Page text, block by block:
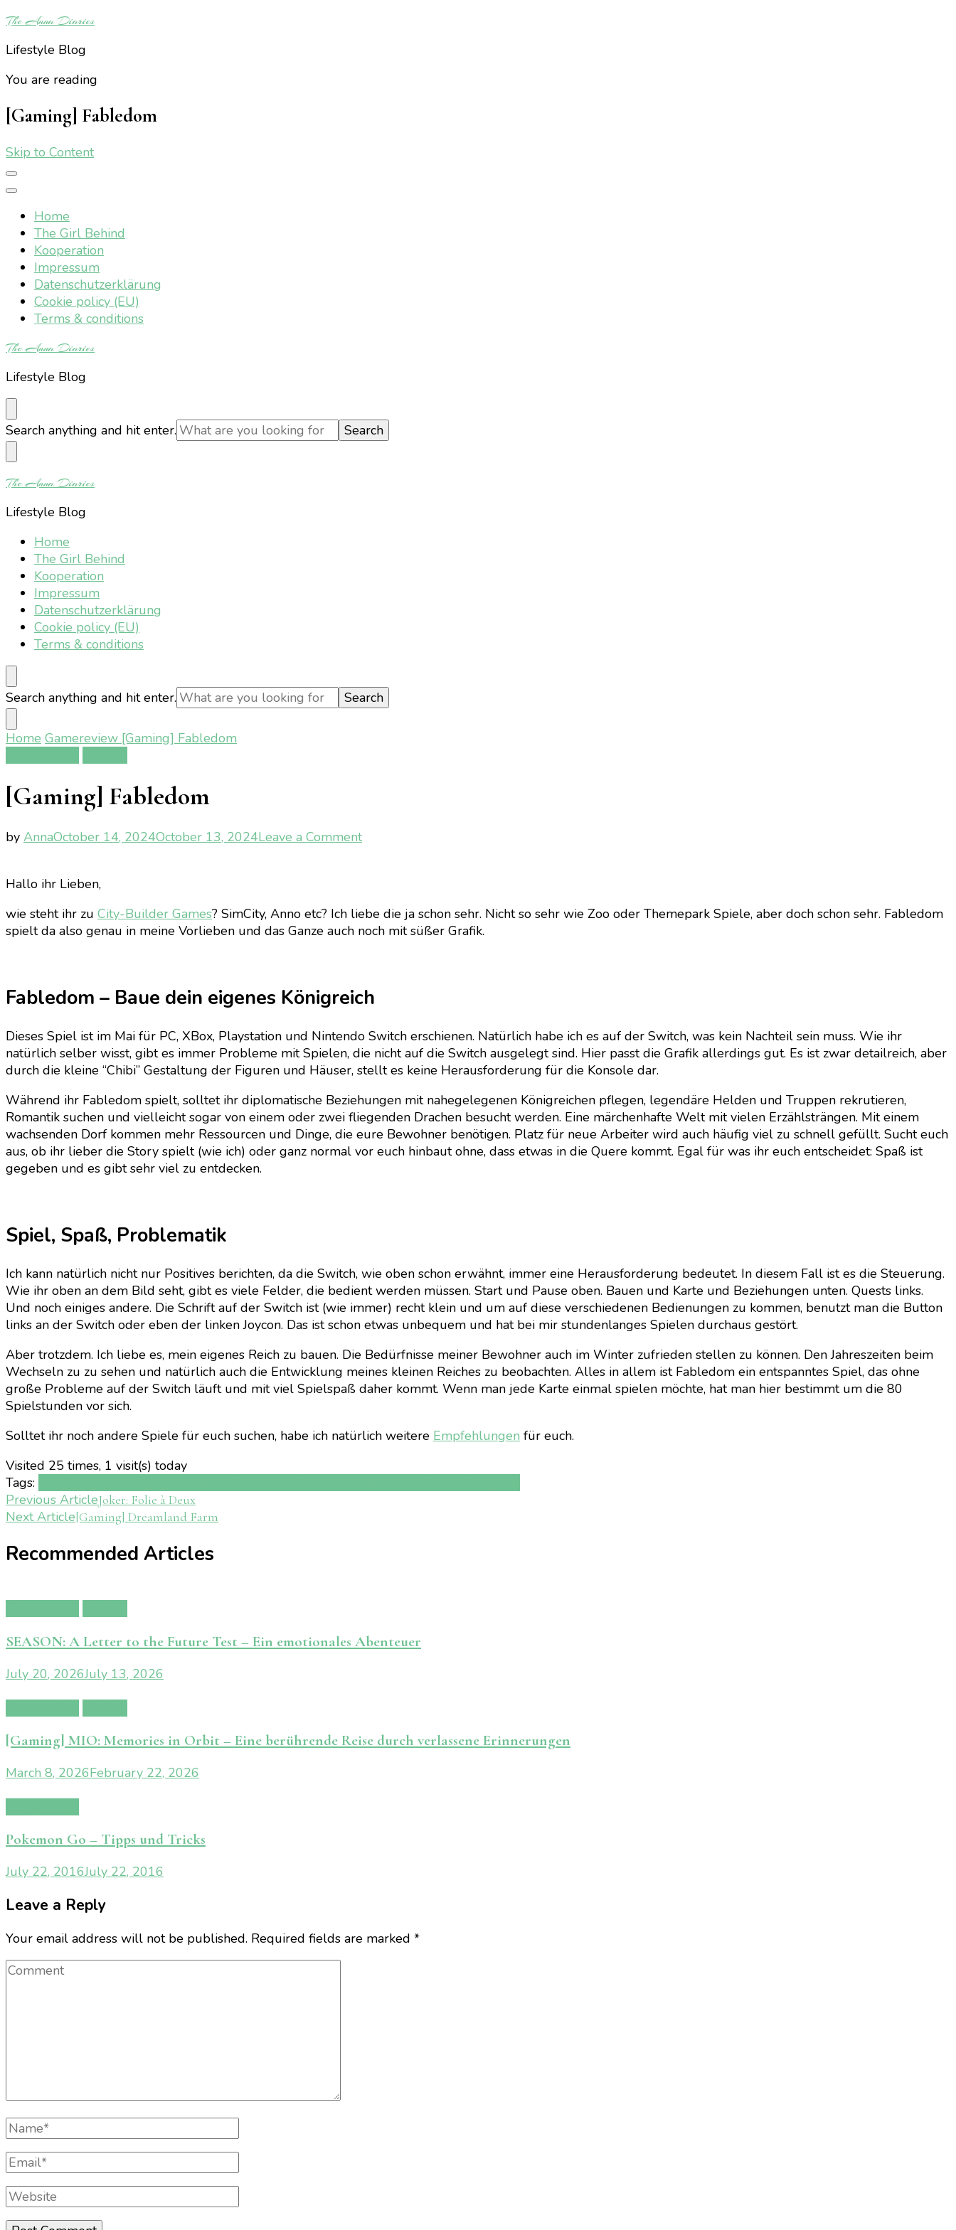
The Anna Diaries
Lifestyle Blog
You are reading
[Gaming] Fabledom
Skip to Content
Home
The Girl Behind
Kooperation
Impressum
Datenschutzerklärung
Cookie policy (EU)
Terms & conditions
The Anna Diaries
Lifestyle Blog
Looking
for
Something?
Search anything and hit enter.
The Anna Diaries
Lifestyle Blog
Home
The Girl Behind
Kooperation
Impressum
Datenschutzerklärung
Cookie policy (EU)
Terms & conditions
Looking
for
Something?
Search anything and hit enter.
Home Gamereview [Gaming] Fabledom
[Gaming] Fabledom
by AnnaOctober 14, 2024October 13, 2024Leave a Commenton
Hallo ihr Lieben,
wie steht ihr zu City-Builder Games? SimCity, Anno etc? Ich liebe die ja schon sehr. Nicht so sehr wie Zoo oder Themepark Spiele, aber doch schon sehr. Fabledom
spielt da also genau in meine Vorlieben und das Ganze auch noch mit süßer Grafik.
Fabledom – Baue dein eigenes Königreich
Dieses Spiel ist im Mai für PC, XBox, Playstation und Nintendo Switch erschienen. Natürlich habe ich es auf der Switch, was kein Nachteil sein muss. Wie ihr
natürlich selber wisst, gibt es immer Probleme mit Spielen, die nicht auf die Switch ausgelegt sind. Hier passt die Grafik allerdings gut. Es ist zwar detailreich, aber
durch die kleine “Chibi” Gestaltung der Figuren und Häuser, stellt es keine Herausforderung für die Konsole dar.
Während ihr Fabledom spielt, solltet ihr diplomatische Beziehungen mit nahegelegenen Königreichen pflegen, legendäre Helden und Truppen rekrutieren,
Romantik suchen und vielleicht sogar von einem oder zwei fliegenden Drachen besucht werden. Eine märchenhafte Welt mit vielen Erzählsträngen. Mit einem
wachsenden Dorf kommen mehr Ressourcen und Dinge, die eure Bewohner benötigen. Platz für neue Arbeiter wird auch häufig viel zu schnell gefüllt. Sucht euch
aus, ob ihr lieber die Story spielt (wie ich) oder ganz normal vor euch hinbaut ohne, dass etwas in die Quere kommt. Egal für was ihr euch entscheidet: Spaß ist
gegeben und es gibt sehr viel zu entdecken.
Spiel, Spaß, Problematik
Ich kann natürlich nicht nur Positives berichten, da die Switch, wie oben schon erwähnt, immer eine Herausforderung bedeutet. In diesem Fall ist es die Steuerung.
Wie ihr oben an dem Bild seht, gibt es viele Felder, die bedient werden müssen. Start und Pause oben. Bauen und Karte und Beziehungen unten. Quests links.
Und noch einiges andere. Die Schrift auf der Switch ist (wie immer) recht klein und um auf diese verschiedenen Bedienungen zu kommen, benutzt man die Button
links an der Switch oder eben der linken Joycon. Das ist schon etwas unbequem und hat bei mir stundenlanges Spielen durchaus gestört.
Aber trotzdem. Ich liebe es, mein eigenes Reich zu bauen. Die Bedürfnisse meiner Bewohner auch im Winter zufrieden stellen zu können. Den Jahreszeiten beim
Wechseln zu zu sehen und natürlich auch die Entwicklung meines kleinen Reiches zu beobachten. Alles in allem ist Fabledom ein entspanntes Spiel, das ohne
große Probleme auf der Switch läuft und mit viel Spielspaß daher kommt. Wenn man jede Karte einmal spielen möchte, hat man hier bestimmt um die 80
Spielstunden vor sich.
Solltet ihr noch andere Spiele für euch suchen, habe ich natürlich weitere Empfehlungen für euch.
Visited 25 times, 1 visit(s) today
Tags:
Post
Navigation
Previous ArticleJoker: Folie à Deux
Next Article[Gaming] Dreamland Farm
Recommended Articles
SEASON: A Letter to the Future Test – Ein emotionales Abenteuer
July 20, 2026July 13, 2026
[Gaming] MIO: Memories in Orbit – Eine berührende Reise durch verlassene Erinnerungen
March 8, 2026February 22, 2026
Pokemon Go – Tipps und Tricks
July 22, 2016July 22, 2016
Leave a Reply
Your email address will not be published. Required fields are marked *
Comment
Full
Name
Email
Website